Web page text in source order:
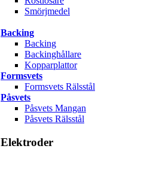
Smörjmedel
Backing
Backing
Backinghållare
Kopparplattor
Formsvets
Formsvets Rälsstål
Påsvets
Påsvets Mangan
Påsvets Rälsstål
Elektroder